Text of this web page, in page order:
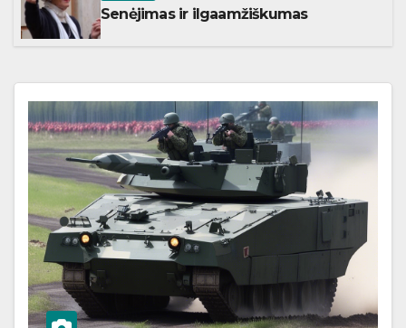
Senėjimas ir ilgaamžiškumas